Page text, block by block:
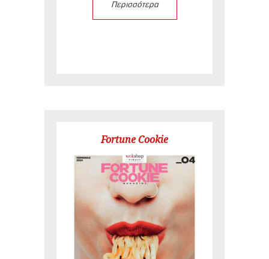
Περισσότερα
Fortune Cookie